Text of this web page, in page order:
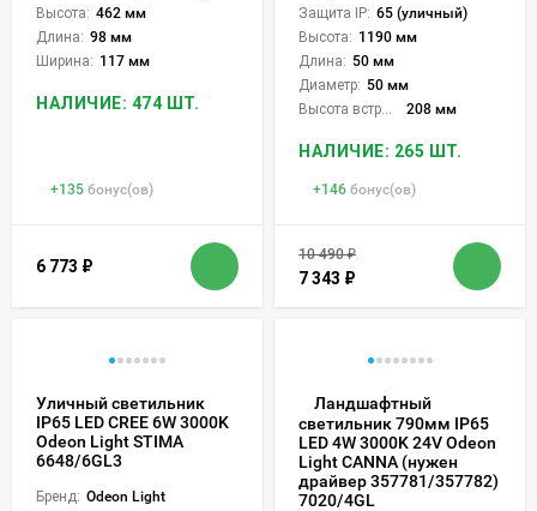
Высота: 462 мм
Длина: 98 мм
Ширина: 117 мм
НАЛИЧИЕ: 474 ШТ.
+135 бонус(ов)
6 773 ₽
Защита IP: 65 (уличный)
Высота: 1190 мм
Длина: 50 мм
Диаметр: 50 мм
Высота встройки:
208 мм
НАЛИЧИЕ: 265 ШТ.
+146 бонус(ов)
10 490₽
7 343 ₽
Уличный светильник
IP65 LED CREE 6W 3000K
Odeon Light STIMA
6648/6GL3
Бренд: Odeon Light
Ландшафтный
светильник 790мм IP65
LED 4W 3000K 24V Odeon
Light CANNA (нужен
драйвер 357781/357782)
7020/4GL